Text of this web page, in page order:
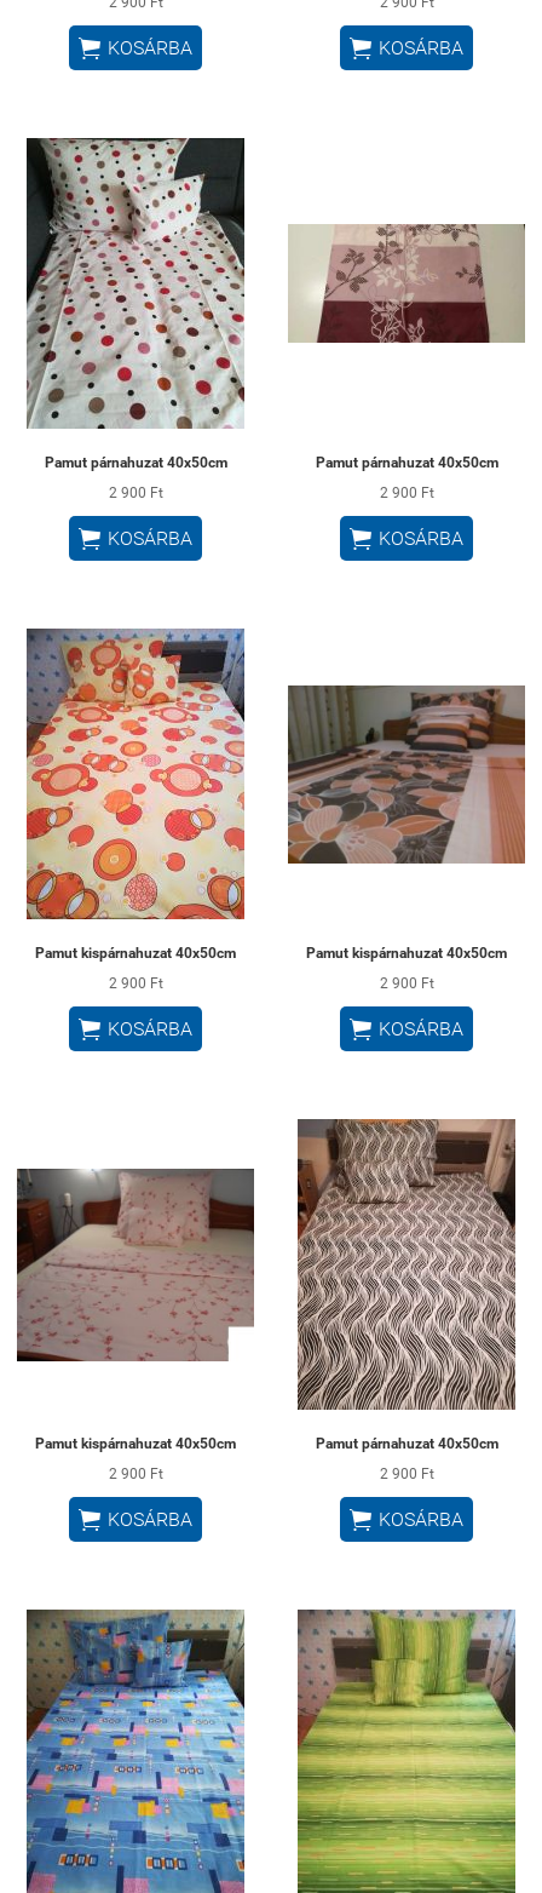
 KOSÁRBA  KOSÁRBA
Pamut párnahuzat 40x50cm
2 900 Ft
 KOSÁRBA
Pamut párnahuzat 40x50cm
2 900 Ft
 KOSÁRBA
Pamut kispárnahuzat 40x50cm
2 900 Ft
 KOSÁRBA
Pamut kispárnahuzat 40x50cm
2 900 Ft
 KOSÁRBA
Pamut kispárnahuzat 40x50cm
2 900 Ft
 KOSÁRBA
Pamut párnahuzat 40x50cm
2 900 Ft
 KOSÁRBA